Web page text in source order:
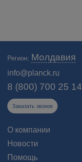
Регион: Молдавия
info@planck.ru
8 (800) 700 25 14
Заказать звонок
О компании
Новости
Помощь